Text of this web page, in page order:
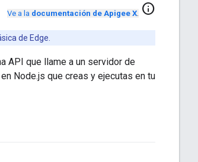
Ve a la documentación de Apigee X. info
de Edge.
API que llame a un servidor de
Node.js que creas y ejecutas en tu